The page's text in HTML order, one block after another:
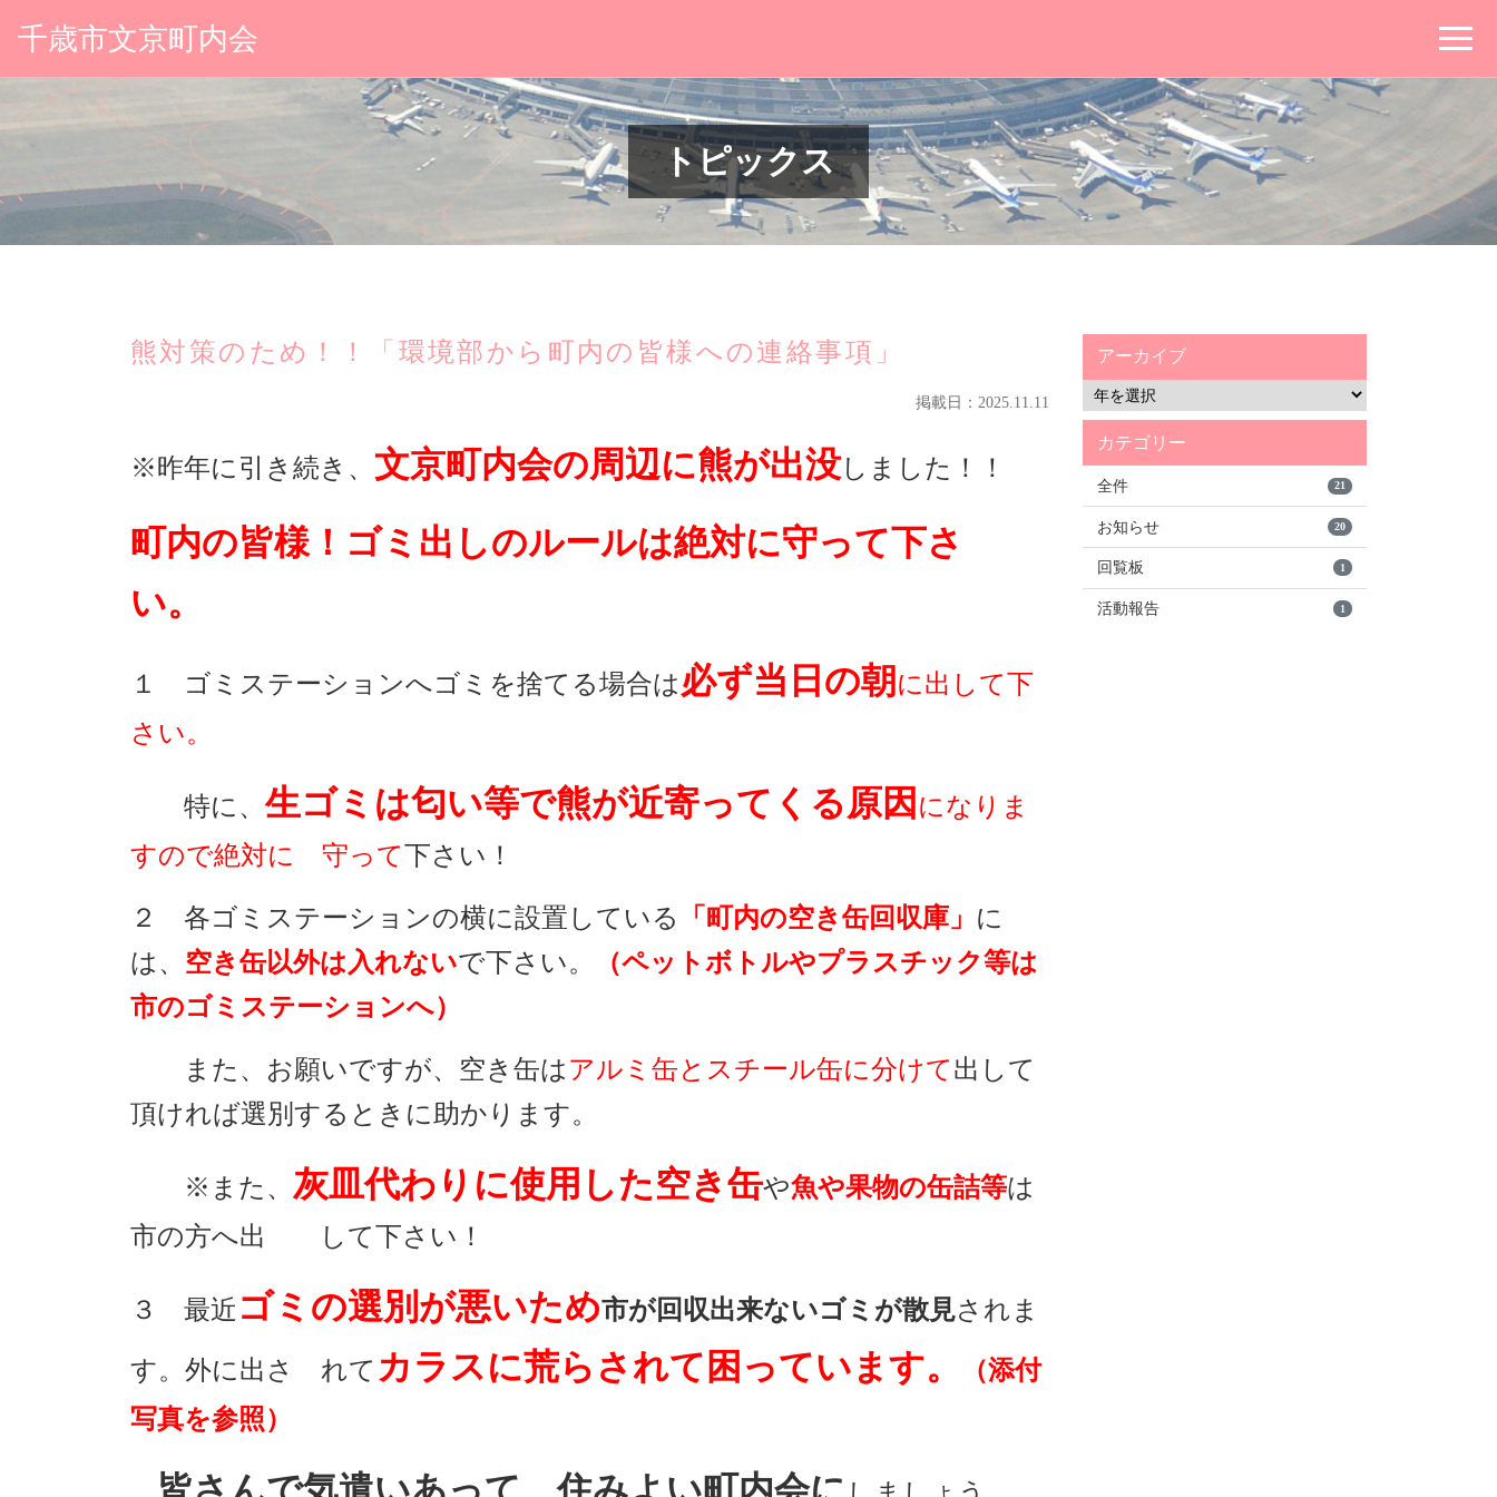
千歳市文京町内会
トピックス
熊対策のため！！「環境部から町内の皆様への連絡事項」
掲載日：2025.11.11
※昨年に引き続き、 文京町内会の周辺に熊が出没しました！！
町内の皆様！ゴミ出しのルールは絶対に守って下さ
い。
１ ゴミステーションへゴミを捨てる場合は必ず当日の朝 に出して下
さい。
特に、生ゴミは匂い等で熊が近寄ってくる原因 になりま
すので絶対に
守って下さい！
２ 各ゴミステーションの横に設置している 「町内の空き缶回収庫」 に
は、 空き缶以外は入れないで下さい。
（ペットボトルやプラスチック等は
市のゴミステーシ ョ ンへ）
また、お願いですが、空き缶はアルミ缶とスチール缶に分けて出して
頂ければ選別するときに 助かります。
※また、 灰皿代わりに使用した空き缶や魚や果物の缶詰等は
市の方へ出
して下さい！
３ 最近 ゴミの選別が悪いため市が回収出来ないゴミが散見されま
す。外に出さ
れて カラスに荒らされて困っています。
（添付
写真を参照）
アーカイブ
カテゴリー
全件 21
お知らせ 20
回覧板 1
活動報告 1